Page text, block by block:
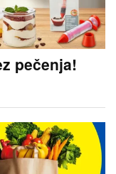
pečenja!